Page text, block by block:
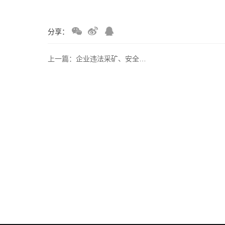
分享：
上一篇：企业违法采矿、安全事故、环保督察、违规用地等合规培训